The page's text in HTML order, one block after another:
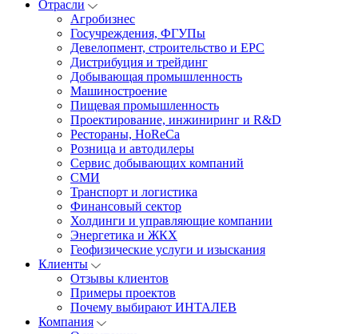
Отрасли
Агробизнес
Госучреждения, ФГУПы
Девелопмент, строительство и EPC
Дистрибуция и трейдинг
Добывающая промышленность
Машиностроение
Пищевая промышленность
Проектирование, инжиниринг и R&D
Рестораны, HoReCa
Розница и автодилеры
Сервис добывающих компаний
СМИ
Транспорт и логистика
Финансовый сектор
Холдинги и управляющие компании
Энергетика и ЖКХ
Геофизические услуги и изыскания
Клиенты
Отзывы клиентов
Примеры проектов
Почему выбирают ИНТАЛЕВ
Компания